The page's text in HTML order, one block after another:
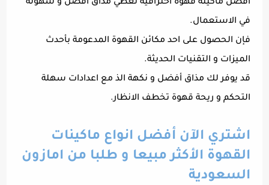
أفضل ماكينة قهوة احترافية تعطي مذاق أفضل و سهولة
في الاستعمال.
فإن الحصول على احد مكائن القهوة المدعومة بأحدث
الميزات و التقنيات الحديثة.
قد يوفر لك مذاق أفضل و نكهة الذ مع اعدادات سهلة
التحكم و ريحة قهوة تخطف الانظار.
اشتري الآن أفضل انواع ماكينات
القهوة الأكثر مبيعا و طلبا من امازون
السعودية